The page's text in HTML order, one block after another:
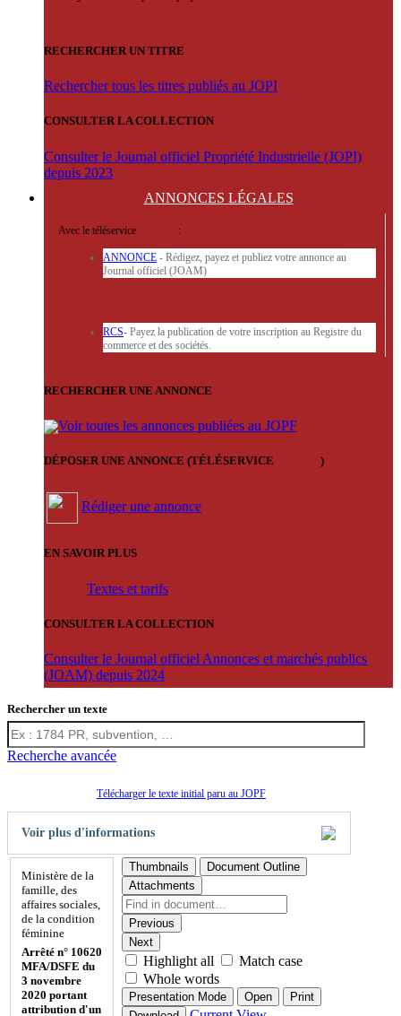
RECHERCHER UN TITRE
Rechercher tous les titres publiés au JOPI
CONSULTER LA COLLECTION
Consulter le Journal officiel Propriété Industrielle (JOPI)
depuis 2023
ANNONCES LÉGALES
Avec le téléservice :
ANNONCE - Rédigez, payez et publiez votre annonce au
Journal officiel (JOAM)
RCS- Payez la publication de votre inscription au Registre du
commerce et des sociétés.
RECHERCHER UNE ANNONCE
Voir toutes les annonces publiées au JOPF
DÉPOSER UNE ANNONCE (TÉLÉSERVICE )
Rédiger une annonce
EN SAVOIR PLUS
Textes et tarifs
CONSULTER LA COLLECTION
Consulter le Journal officiel Annonces et marchés publics
(JOAM) depuis 2024
Rechercher un texte
Recherche avancée
Télécharger le texte initial paru au JOPF
Voir plus d'informations
Ministère de la
famille, des
affaires sociales,
de la condition
féminine
Arrêté n° 10620
MFA/DSFE du
3 novembre
2020 portant
attribution d'un
Thumbnails
Document Outline
Attachments
Previous
Next
Highlight all
Match case
Whole words
Presentation Mode Open
Print